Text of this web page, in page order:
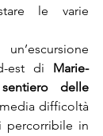
le varie
est di Marie-
sentiero delle
difficoltà
percorribile in